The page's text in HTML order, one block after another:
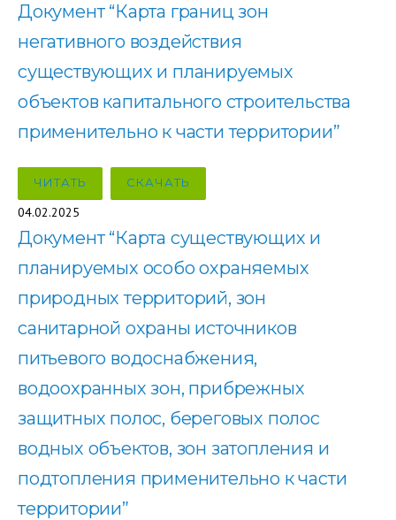
Документ “Карта границ зон
негативного воздействия
существующих и планируемых
объектов капитального строительства
применительно к части территории”
ЧИТАТЬ СКАЧАТЬ
04.02.2025
Документ “Карта существующих и
планируемых особо охраняемых
природных территорий, зон
санитарной охраны источников
питьевого водоснабжения,
водоохранных зон, прибрежных
защитных полос, береговых полос
водных объектов, зон затопления и
подтопления применительно к части
территории”